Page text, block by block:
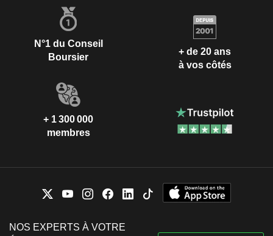
N°1 du Conseil
Boursier
+ de 20 ans
à vos côtés
+ 1 300 000
membres
NOS EXPERTS À VOTRE